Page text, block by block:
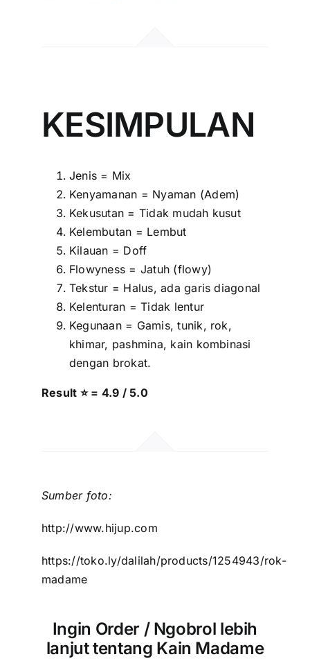
KESIMPULAN
Jenis = Mix
Kenyamanan = Nyaman (Adem)
Kekusutan = Tidak mudah kusut
Kelembutan = Lembut
Kilauan = Doff
Flowyness = Jatuh (flowy)
Tekstur = Halus, ada garis diagonal
Kelenturan = Tidak lentur
Kegunaan = Gamis, tunik, rok,
khimar, pashmina, kain kombinasi
dengan brokat.
Result ⭐ = 4.9 / 5.0
Sumber foto:
http://www.hijup.com
https://toko.ly/dalilah/products/1254943/rok-
madame
Ingin Order / Ngobrol lebih
lanjut tentang Kain Madame